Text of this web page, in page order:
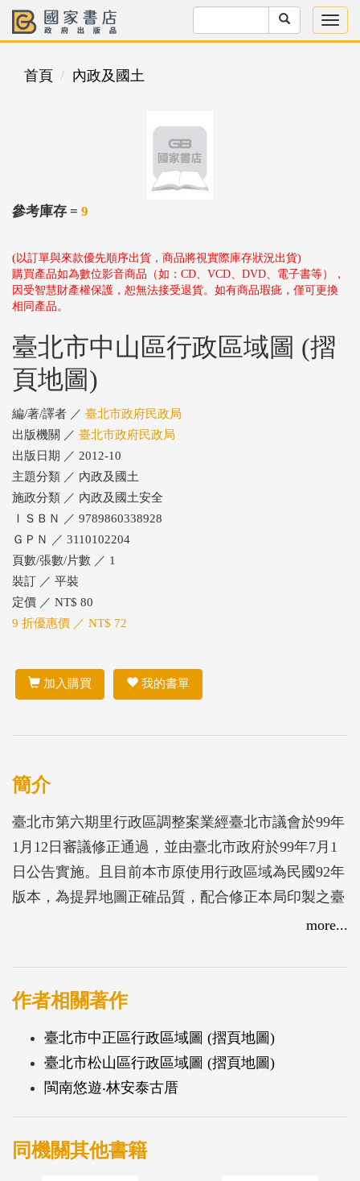
首頁 內政及國土
參考庫存 = 9
(以訂單與來款優先順序出貨，商品將視實際庫存狀況出貨)
購買產品如為數位影音商品（如：CD、VCD、DVD、電子書等），
因受智慧財產權保護，恕無法接受退貨。如有商品瑕疵，僅可更換
相同產品。
臺北市中山區行政區域圖 (摺
頁地圖)
編/著/譯者 ／ 臺北市政府民政局
出版機關 ／ 臺北市政府民政局
出版日期 ／ 2012-10
主題分類 ／ 內政及國土
施政分類 ／ 內政及國土安全
ＩＳＢＮ ／ 9789860338928
ＧＰＮ ／ 3110102204
頁數/張數/片數 ／ 1
裝訂 ／ 平裝
定價 ／ NT$ 80
9 折優惠價 ／ NT$ 72
加入購買 我的書單
簡介
臺北市第六期里行政區調整案業經臺北市議會於99年
1月12日審議修正通過，並由臺北市政府於99年7月1
日公告實施。且目前本市原使用行政區域為民國92年
版本，為提昇地圖正確品質，配合修正本局印製之臺
北市全市及各區行政區域圖，以便於相關機關及市民
政策宣達並使市民瞭解行政區域歷史沿革，需於圖內
增加本次里調整後最新里界圖、鄰里公園、區民活動
區戶數、人口數等相關資料（印製圖例如民國92年臺
北市行政區域圖），俾使本圖更具參考價值。
more...
作者相關著作
臺北市中正區行政區域圖 (摺頁地圖)
臺北市松山區行政區域圖 (摺頁地圖)
閩南悠遊‧林安泰古厝
同機關其他書籍